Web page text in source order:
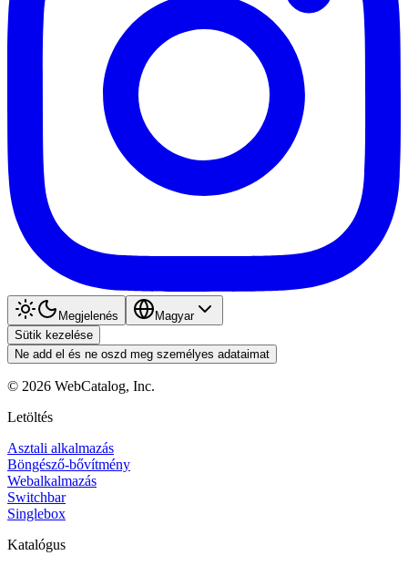
Megjelenés
Magyar
Sütik kezelése
Ne add el és ne oszd meg személyes adataimat
© 2026 WebCatalog, Inc.
Letöltés
Asztali alkalmazás
Böngésző-bővítmény
Webalkalmazás
Switchbar
Singlebox
Katalógus